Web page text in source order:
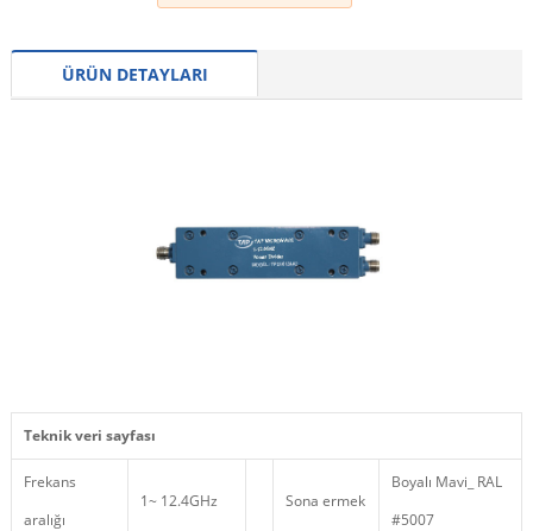
ÜRÜN DETAYLARI
Teknik veri sayfası
Frekans
aralığı
1~ 12.4GHz Sona ermek
Boyalı Mavi_ RAL
#5007